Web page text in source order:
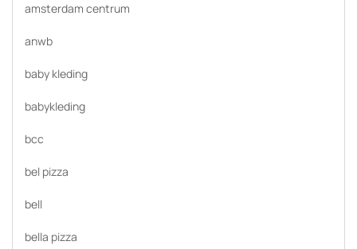
amsterdam centrum
anwb
baby kleding
babykleding
bcc
bel pizza
bell
bella pizza